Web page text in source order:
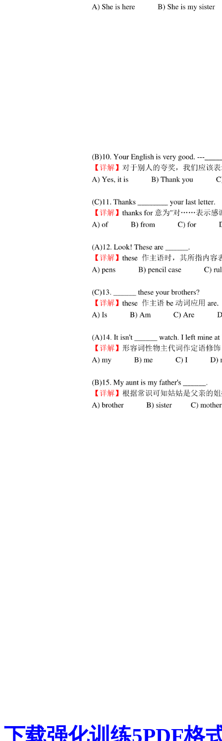
下载强化训练5PDF格